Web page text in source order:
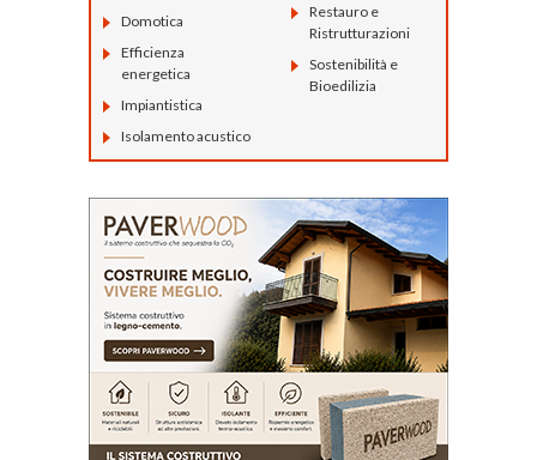
Domotica
Efficienza
energetica
Impiantistica
Isolamento acustico
Restauro e
Ristrutturazioni
Sostenibilità e
Bioedilizia